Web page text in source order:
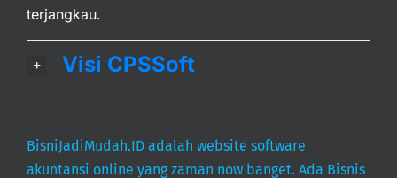
terjangkau.
Visi CPSSoft
BisniJadiMudah.ID adalah website software
akuntansi online yang zaman now banget. Ada Bisnis